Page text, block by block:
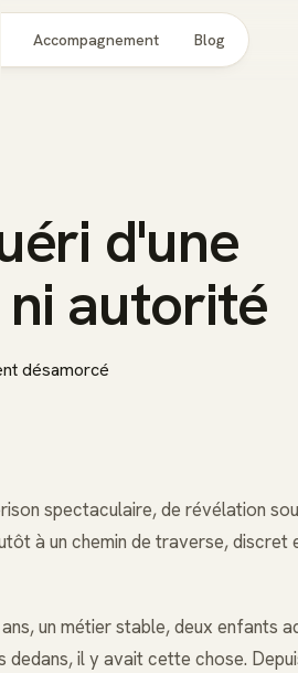
Accompagnement Blog
d'une
autorité
désamorcé
spectaculaire, de révélation
à un chemin de traverse, discret
un métier stable, deux enfants
il y avait cette chose.